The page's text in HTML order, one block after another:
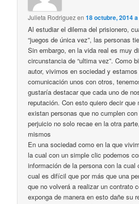
Julieta Rodriguezen18 octubre, 2014
Al estudiar el dilema del prisionero,
“juegos de única vez”, las personas
Sin embargo, en la vida real es muy
circunstancia de “ultima vez”. Como
autor, vivimos en sociedad y
comunicación unos con otros,
gustaría destacar que cada uno de
reputación. Con esto quiero decir que
existan personas que no cumplen
perjuicio no solo recae en la otra
mismos
En una sociedad como en la que
la cual con un simple clic podemos
información de la persona con la cual
cual es difícil que por más que una
que no volverá a realizar un contrato
exponga de manera en esto dañe su